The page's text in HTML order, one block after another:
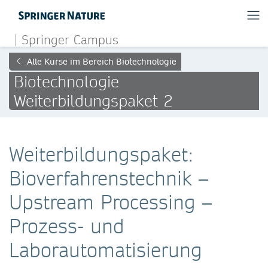
Springer Campus
Alle Kurse im Bereich Biotechnologie
Biotechnologie
Weiterbildungspaket 2
Weiterbildungspaket:
Bioverfahrenstechnik –
Upstream Processing –
Prozess- und
Laborautomatisierung